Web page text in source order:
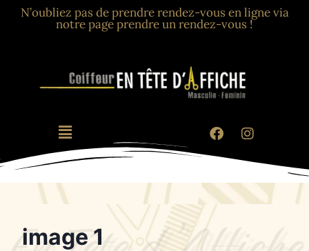
N’oubliez pas de prendre rendez-vous en ligne via
notre page prendre un rendez-vous !
image 1